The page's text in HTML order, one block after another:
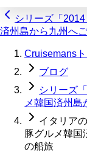
シリーズ「
済州島から九州へ
Cruisemans
ブログ
シリーズ
メ韓国済州島
イタリア
豚グルメ韓国
の船旅